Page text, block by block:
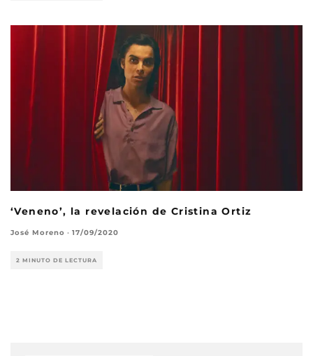
‘Veneno’, la revelación de Cristina Ortiz
José Moreno · 17/09/2020
2 MINUTO DE LECTURA